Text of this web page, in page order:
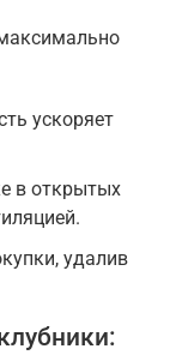
ускоряет
в открытых
удалив